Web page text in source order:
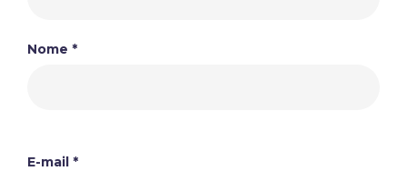
Nome *
E-mail *